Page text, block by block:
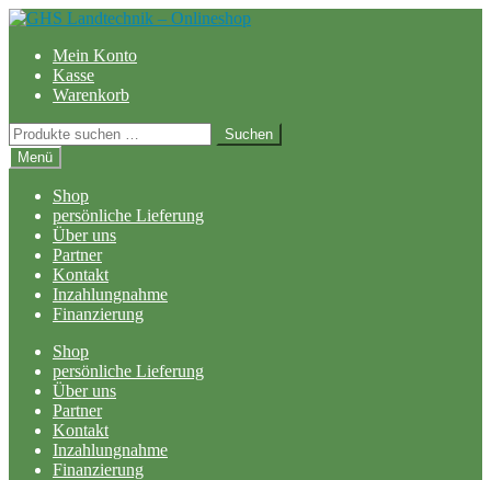
Zur
springen
Zum
springenMein Konto
Kasse
Warenkorb
Suchen
nach:
Suchen
Menü
Shop
persönliche Lieferung
Über uns
Partner
Kontakt
Inzahlungnahme
Finanzierung
Shop
persönliche Lieferung
Über uns
Partner
Kontakt
Inzahlungnahme
Finanzierung